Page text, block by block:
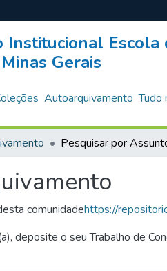
Institucional Escola
Gerais
Autoarquivamento Tudo
Pesquisar por
comunidadehttps://
deposite o seu Trabalho de